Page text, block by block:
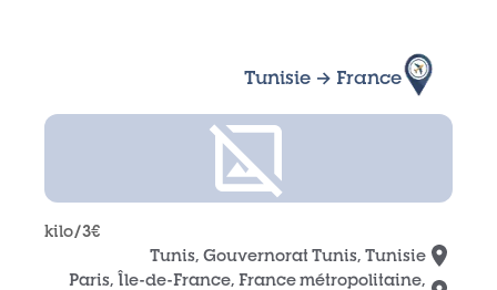
Tunisie → France
3€
/kilo
Tunis, Gouvernorat Tunis, Tunisie
Paris, Île-de-France, France métropolitaine,